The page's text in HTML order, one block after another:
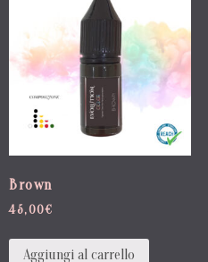
Brown
45,00€
Aggiungi al carrello